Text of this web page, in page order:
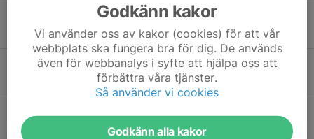
Bingolotter
26 nov 2025 0
Lite höstinformation
4 nov 2025 0
Godkänn kakor
Vi använder oss av kakor (cookies) för att vår
webbplats ska fungera bra för dig. De används
även för webbanalys i syfte att hjälpa oss att
förbättra våra tjänster.
Så använder vi cookies
Godkänn alla kakor